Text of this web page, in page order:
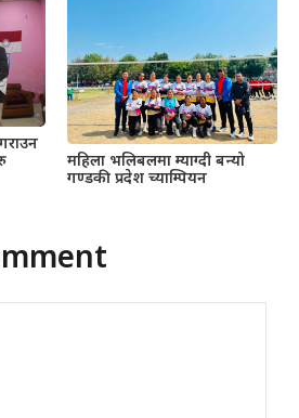
महिला भलिबलमा म्याग्दी बन्यो
गण्डकी प्रदेश च्याम्पियन